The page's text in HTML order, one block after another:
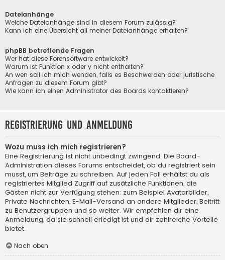
Dateianhänge
Welche Dateianhänge sind in diesem Forum zulässig?
Kann ich eine Übersicht all meiner Dateianhänge erhalten?
phpBB betreffende Fragen
Wer hat diese Forensoftware entwickelt?
Warum ist Funktion x oder y nicht enthalten?
An wen soll ich mich wenden, falls es Beschwerden oder juristische
Anfragen zu diesem Forum gibt?
Wie kann ich einen Administrator des Boards kontaktieren?
Registrierung und Anmeldung
Wozu muss ich mich registrieren?
Eine Registrierung ist nicht unbedingt zwingend. Die Board-
Administration dieses Forums entscheidet, ob du registriert sein
musst, um Beiträge zu schreiben. Auf jeden Fall erhältst du als
registriertes Mitglied Zugriff auf zusätzliche Funktionen, die
Gästen nicht zur Verfügung stehen: zum Beispiel Avatarbilder,
Private Nachrichten, E-Mail-Versand an andere Mitglieder, Beitritt
zu Benutzergruppen und so weiter. Wir empfehlen dir eine
Anmeldung, da sie schnell erledigt ist und dir zahlreiche Vorteile
bietet.
Nach oben